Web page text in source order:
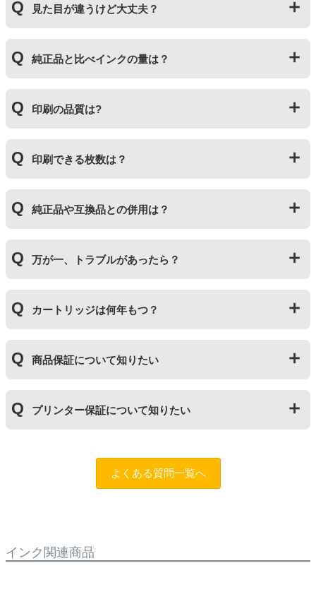
いる互換品です。サードパーティ製や社外品などとも言
われます。開発コストが低いため純正品よりも安価でご
利用いただくことができます。
見た目が違うけど大丈夫？
いる互換品です。プリンターに適合するように作られて
いますが、一部特許回避を目的に形状をあえて変更して
いる場合もございます。使用には問題ございませんので
ご安心ください。
純正品と比べインクの量は？
インク量が入っており、純正インクと同等量の印刷がで
きます。（インクが純正品より多く入っていても、必ず
しも純正より印刷数量が多くなるわけではありませ
ん。）
印刷の品質は?
の順です。
その他にも純正品、詰め替えインク、互換インクを比較
したブログ記事がございますのでよろしければご覧くだ
純正インク・互換インク・詰め替えインクの違い【まと
め】
印刷できる枚数は？
インク量が入っており、純正インクと同等量の印刷がで
きます。（インクが純正品より多く入っていても、必ず
しも純正より印刷数量が多くなるわけではありませ
ん。）印刷枚数についてはご使用環境により大きく左右
純正品や互換品との併用は？
併用してご使用いただけます。（例：よく使うブラック
は互換インク、他の色は純正インクを使う等）ただし、
他社製品の詰め替えインクやインクカートリッジとの併
用おいては、当店でテストしておりません。万が一動作
ください。
万が一、トラブルがあったら？
ご相談ください。また互換インクカートリッジには「
ふ
たつの保証」を設けております。商品はご購入から１年
以内、ご使用プリンタ―についてもプリンターご購入か
ら１年以内であれば保証の適用が可能です。
カートリッジは何年もつ？
ら１年間とさせていただいておりますので、可能な限り
保証期間内に使い切っていただくようお願いいたしま
す。また、保管の際は直射日光の当たらない冷暗所での
保管をお願いいたします。
商品保証について知りたい
保証期間：ご購入日から１年間
トラブルが発生した際、サポートスタッフにご相談のう
品返金を承る制度です。
※商品の不具合ではなく、プリンターの操作方法によっ
て改善する場合もありますので、まずは当店までご相談
・商品を返送する前に必ず当店までご連絡をいただきサ
プリンター保証について知りたい
保証期間：プリンター本体ご購入日から１年間
当店のインクが原因でトラブルが発生し、サポートスタ
作方法によって改善する場合もありますので、まずは当
よくある質問一覧へ
インク関連商品